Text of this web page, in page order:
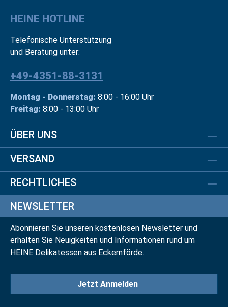
HEINE HOTLINE
Telefonische Unterstützung
und Beratung unter:
+49-4351-88-3131
Montag - Donnerstag: 8:00 - 16:00 Uhr
Freitag: 8:00 - 13:00 Uhr
ÜBER UNS
VERSAND
RECHTLICHES
NEWSLETTER
Abonnieren Sie unseren kostenlosen Newsletter und
erhalten Sie Neuigkeiten und Informationen rund um
HEINE Delikatessen aus Eckernförde.
Jetzt Anmelden